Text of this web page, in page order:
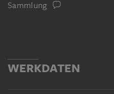
Sammlung
WERKDATEN